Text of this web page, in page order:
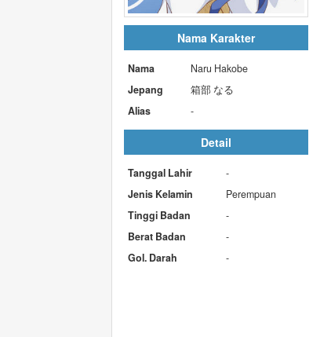
Nama Karakter
Nama
Naru Hakobe
Jepang
箱部 なる
Alias
-
Detail
Tanggal Lahir
-
Jenis Kelamin
Perempuan
Tinggi Badan
-
Berat Badan
-
Gol. Darah
-